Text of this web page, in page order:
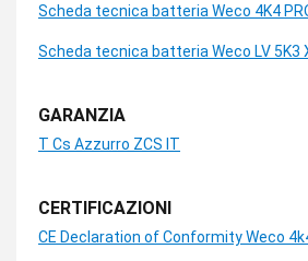
Scheda tecnica batteria Weco 4K4
Scheda tecnica batteria Weco LV 5K3
GARANZIA
T Cs Azzurro ZCS IT
CERTIFICAZIONI
CE Declaration of Conformity Weco